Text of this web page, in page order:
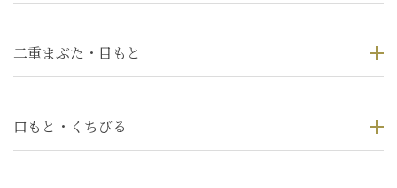
二重まぶた・目もと
口もと・くちびる